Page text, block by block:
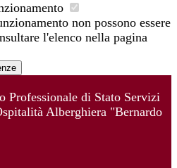
non possono essere
l'elenco nella pagina
Professionale di Stato Servizi
Alberghiera "Bernardo